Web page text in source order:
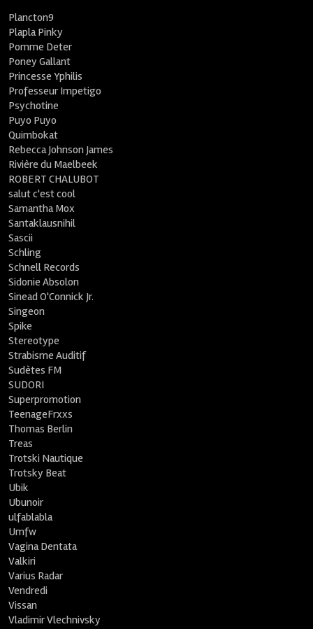
Plancton9
Plapla Pinky
Pomme Deter
Poney Gallant
Princesse Yphilis
Professeur Impetigo
Psychotine
Puyo Puyo
Quimbokat
Rebecca Johnson James
Rivière du Maelbeek
ROBERT CHALUBOT
salut c'est cool
Samantha Mox
Santaklausnihil
Sascii
Schling
Schnell Records
Sidonie Absolon
Sinead O'Connick Jr.
Singeon
Spike
Stereotype
Strabisme Auditif
Sudètes FM
SUDORI
Superpromotion
TeenageFrxxs
Thomas Berlin
Treas
Trotski Nautique
Trotsky Beat
Ubik
Ubunoir
ulfablabla
Umfw
Vagina Dentata
Valkiri
Varius Radar
Vendredi
Vissan
Vladimir Vlechnivsky